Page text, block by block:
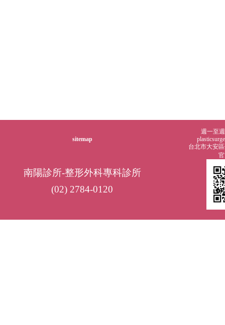
sitemap
週一至
台北市大安
南陽診所-整形外科專科診所
(02) 2784-0120